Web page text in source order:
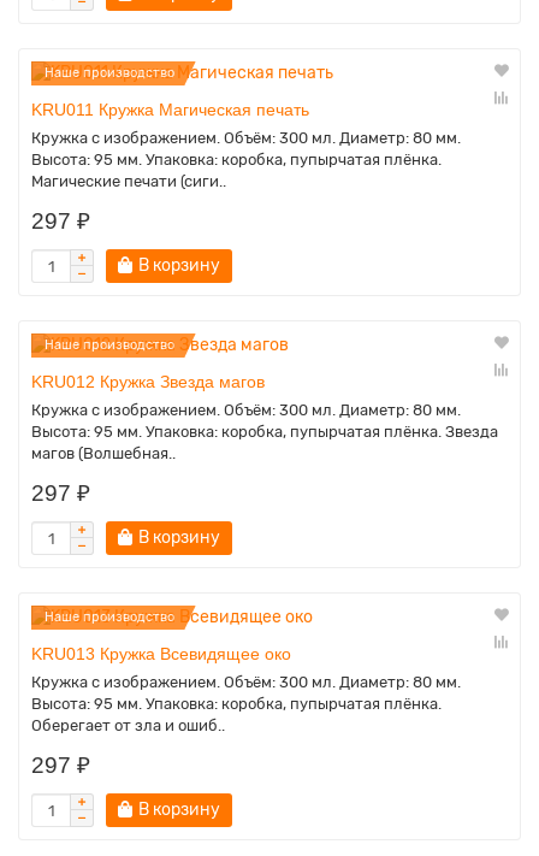
Наше производство
KRU011 Кружка Магическая печать
Кружка с изображением. Объём: 300 мл. Диаметр: 80 мм.
Высота: 95 мм. Упаковка: коробка, пупырчатая плёнка.
Магические печати (сиги..
297 ₽
В корзину
Наше производство
KRU012 Кружка Звезда магов
Кружка с изображением. Объём: 300 мл. Диаметр: 80 мм.
Высота: 95 мм. Упаковка: коробка, пупырчатая плёнка. Звезда
магов (Волшебная..
297 ₽
В корзину
Наше производство
KRU013 Кружка Всевидящее око
Кружка с изображением. Объём: 300 мл. Диаметр: 80 мм.
Высота: 95 мм. Упаковка: коробка, пупырчатая плёнка.
Оберегает от зла и ошиб..
297 ₽
В корзину